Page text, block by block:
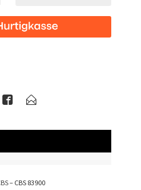
– CBS 83900